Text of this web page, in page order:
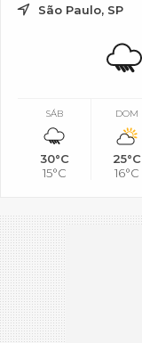
São Paulo, SP
SÁB
30°C
15°C
DOM
25°C
16°C